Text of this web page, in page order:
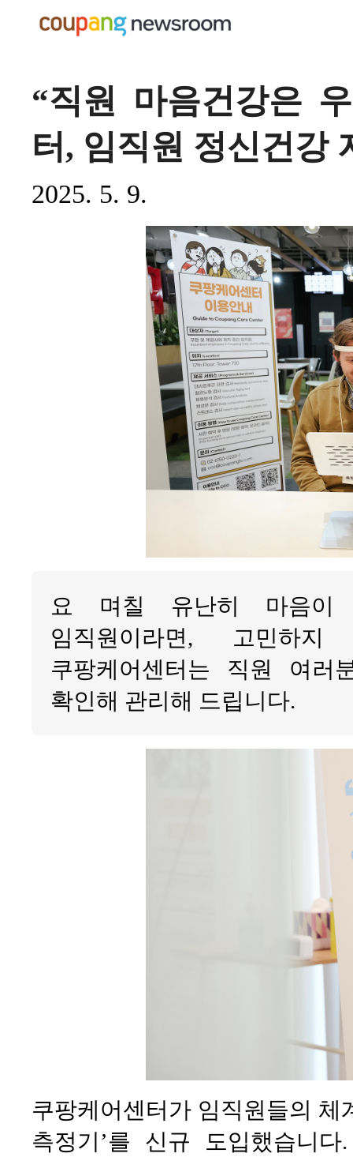
“직원 마음건강은
터, 임직원 정신건강
2025. 5. 9.
요 며칠 유난히 마음이
임직원이라면, 고민하
쿠팡케어센터는 직원 여
확인해 관리해 드립니다.
쿠팡케어센터가 임직원들의 체
측정기’를 신규 도입했습니